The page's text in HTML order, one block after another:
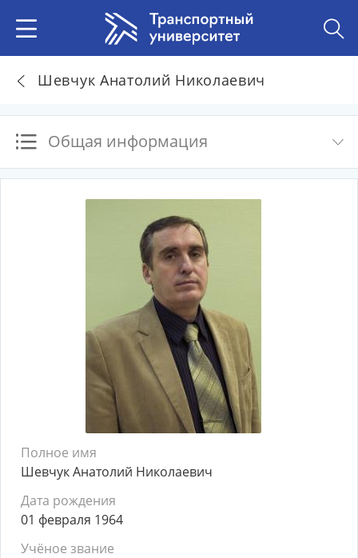
Шевчук Анатолий Николаевич
Общая информация
Полное имя
Шевчук Анатолий Николаевич
Дата рождения
01 февраля 1964
Учёное звание